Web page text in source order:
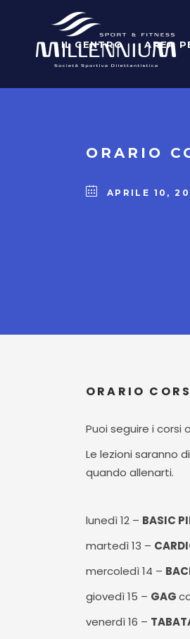
IL CENTRO AREA
ORARIO
APRILE 10,
ORARIO
Puoi seguire i corsi
Le lezioni saranno
quando allenarti.
lunedì 12 – BASIC
martedì 13 –
mercoledì 14 –
giovedì 15 – GAG
venerdì 16 –